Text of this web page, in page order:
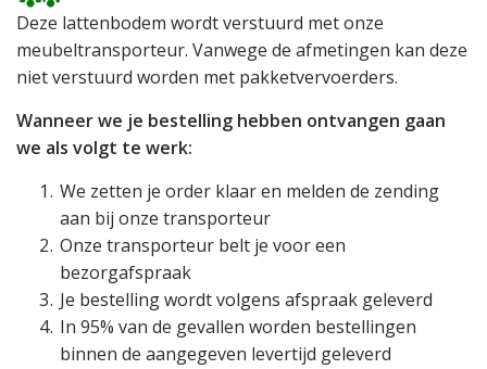
Deze lattenbodem wordt verstuurd met onze
meubeltransporteur. Vanwege de afmetingen kan deze
niet verstuurd worden met pakketvervoerders.
Wanneer we je bestelling hebben ontvangen gaan
we als volgt te werk:
We zetten je order klaar en melden de zending
aan bij onze transporteur
Onze transporteur belt je voor een
bezorgafspraak
Je bestelling wordt volgens afspraak geleverd
In 95% van de gevallen worden bestellingen
binnen de aangegeven levertijd geleverd